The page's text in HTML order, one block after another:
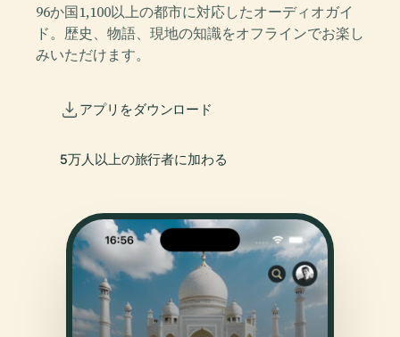
96か国1,100以上の都市に対応したオーディオガイ
ド。歴史、物語、現地の知識をオフラインでお楽し
みいただけます。
アプリをダウンロード
5万人以上の旅行者に加わる